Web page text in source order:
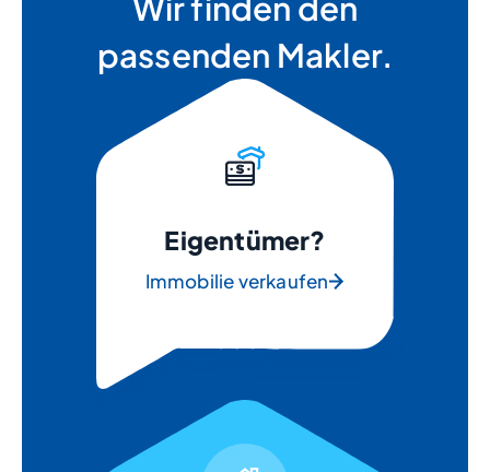
passenden Makler.
Eigentümer?
Immobilie verkaufen